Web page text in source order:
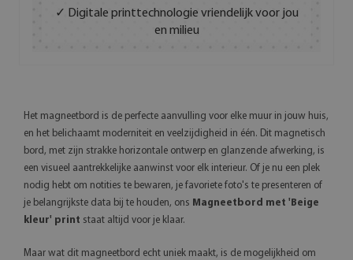
✓ Digitale printtechnologie vriendelijk voor jou
en milieu
Het magneetbord is de perfecte aanvulling voor elke muur in jouw huis,
en het belichaamt moderniteit en veelzijdigheid in één. Dit magnetisch
bord, met zijn strakke horizontale ontwerp en glanzende afwerking, is
een visueel aantrekkelijke aanwinst voor elk interieur. Of je nu een plek
nodig hebt om notities te bewaren, je favoriete foto's te presenteren of
je belangrijkste data bij te houden, ons Magneetbord met 'Beige
kleur' print staat altijd voor je klaar.
Maar wat dit magneetbord echt uniek maakt, is de mogelijkheid om